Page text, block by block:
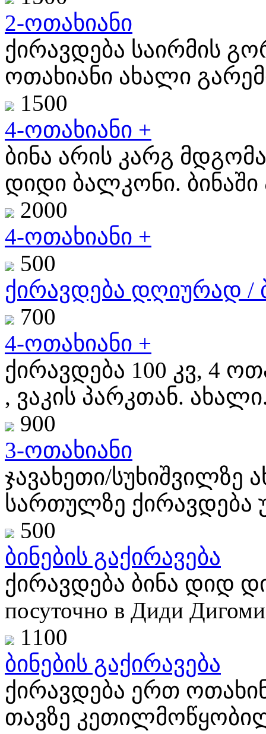
2-ოთახიანი
ქირავდება საირმის
ოთახიანი ახალი
1500
4-ოთახიანი +
ბინა არის კარგ
დიდი ბალკონი. ბინაში
2000
4-ოთახიანი +
500
ქირავდება დღიურად /
700
4-ოთახიანი +
ქირავდება 100 კვ, 4
, ვაკის პარკთან.
900
3-ოთახიანი
ჯავახეთი/სუხიშვილზე
სართულზე ქირავდება
500
ბინების გაქირავება
ქირავდება ბინა დიდ
посуточно в Диди
1100
ბინების გაქირავება
ქირავდება ერთ
თავზე